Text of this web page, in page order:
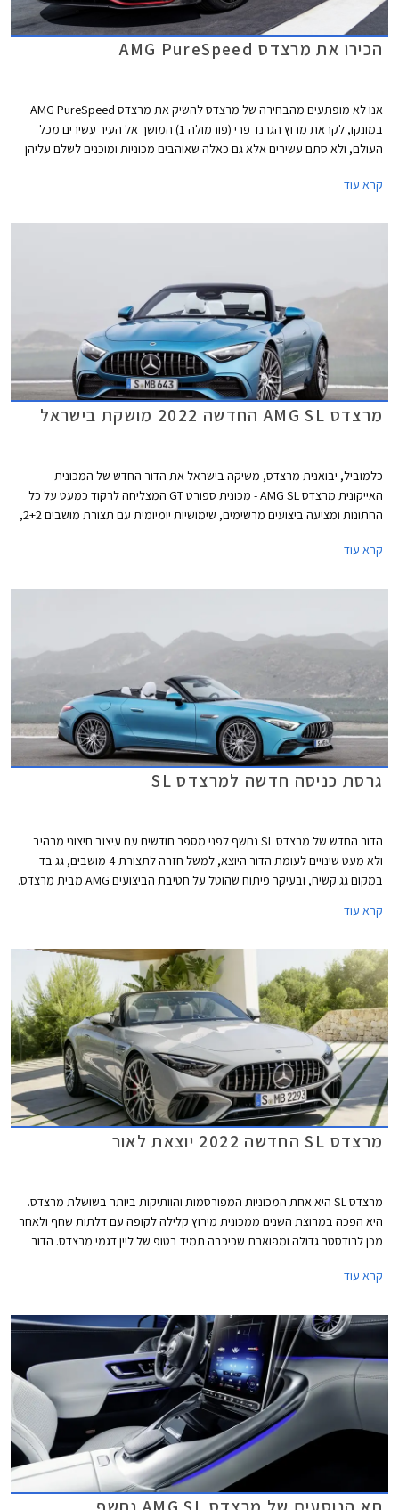
הכירו את מרצדס AMG PureSpeed
אנו לא מופתעים מהבחירה של מרצדס להשיק את מרצדס AMG PureSpeed
במונקו, לקראת מרוץ הגרנד פרי (פורמולה 1) המושך אל העיר עשירים מכל
העולם, ולא סתם עשירים אלא גם כאלה שאוהבים מכוניות ומוכנים לשלם עליהן
כל "הרכבים הפשוטים" המציפים את רחובות מונקו.
קרא עוד
מרצדס AMG SL החדשה 2022 מושקת בישראל
כלמוביל, יבואנית מרצדס, משיקה בישראל את הדור החדש של המכונית
האייקונית מרצדס AMG SL - מכונית ספורט GT המצליחה לרקוד כמעט על כל
החתונות ומציעה ביצועים מרשימים, שימושיות יומיומית עם תצורת מושבים 2+2,
משובחת לפחות כמו בדורות הקודמים. איפה הקאץ' אתם שואלים? המחיר החל
קרא עוד
גרסת כניסה חדשה למרצדס SL
הדור החדש של מרצדס SL נחשף לפני מספר חודשים עם עיצוב חיצוני מרהיב
ולא מעט שינויים לעומת הדור היוצא, למשל חזרה לתצורת 4 מושבים, גג בד
במקום גג קשיח, ובעיקר פיתוח שהוטל על חטיבת הביצועים AMG מבית מרצדס.
קרא עוד
מרצדס SL החדשה 2022 יוצאת לאור
מרצדס SL היא אחת המכוניות המפורסמות והוותיקות ביותר בשושלת מרצדס.
היא הפכה במרוצת השנים ממכונית מירוץ קלילה לקופה עם דלתות שחף ולאחר
מכן לרודסטר גדולה ומפוארת שכיכבה תמיד בטופ של ליין דגמי מרצדס. הדור
שני מושבים אחוריים קומפקטיים.
קרא עוד